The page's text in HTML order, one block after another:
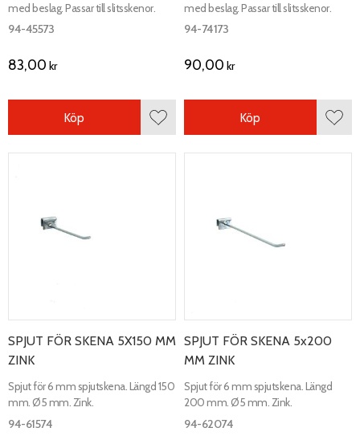
med beslag. Passar till slitsskenor.
94-45573
83,00 kr
Lägg till i favoriter
Köp
med beslag. Passar till slitsskenor.
94-74173
90,00 kr
Köp
SPJUT FÖR SKENA 5X150 MM
ZINK
Spjut för 6 mm spjutskena. Längd 150
mm. Ø5 mm. Zink.
94-61574
SPJUT FÖR SKENA 5x200
MM ZINK
Spjut för 6 mm spjutskena. Längd
200 mm. Ø5 mm. Zink.
94-62074